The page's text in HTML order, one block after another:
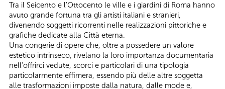
Tra il Seicento e l'Ottocento le ville e i giardini di Roma hanno
avuto grande fortuna tra gli artisti italiani e stranieri,
divenendo soggetti ricorrenti nelle realizzazioni pittoriche e
grafiche dedicate alla Città eterna.
Una congerie di opere che, oltre a possedere un valore
estetico intrinseco, rivelano la loro importanza documentaria
nell'offrirci vedute, scorci e particolari di una tipologia
particolarmente effimera, essendo più delle altre soggetta
alle trasformazioni imposte dalla natura, dalle mode e,